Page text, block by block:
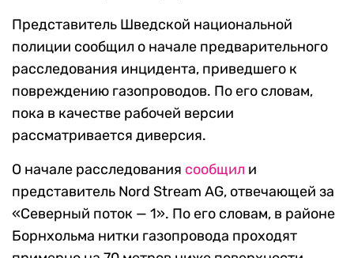
Представитель Шведской национальной
полиции сообщил о начале предварительного
расследования инцидента, приведшего к
повреждению газопроводов. По его словам,
пока в качестве рабочей версии
рассматривается диверсия.
О начале расследования сообщил и
представитель Nord Stream AG, отвечающей за
«Северный поток — 1». По его словам, в районе
Борнхольма нитки газопровода проходят